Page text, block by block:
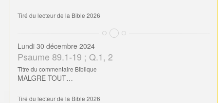
Tiré du lecteur de la Bible 2026
Lundi 30 décembre 2024
Psaume 89.1-19 ; Q.1, 2
Titre du commentaire Biblique
MALGRE TOUT…
Tiré du lecteur de la Bible 2026